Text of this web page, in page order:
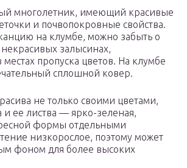
многолетник, имеющий красивые
и почвопокровные свойства.
на клумбе, можно забыть о
залысинах,
пропуска цветов. На клумбе
сплошной ковер.
не только своими цветами,
и ее листва — ярко-зеленая,
формы отдельными
низкорослое, поэтому может
фоном для более высоких